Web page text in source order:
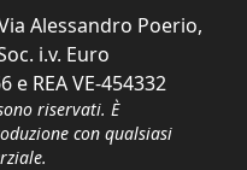
Alessandro Poerio,
i.v. Euro
e REA VE-454332
riservati. È
con qualsiasi